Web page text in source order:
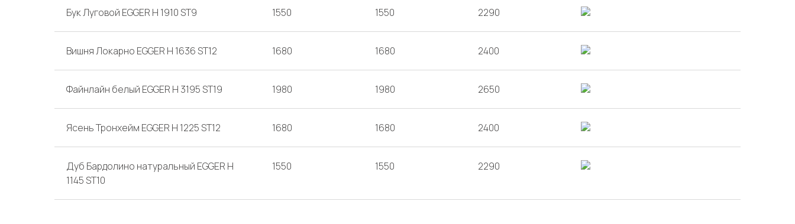
Бук Луговой EGGER H 1910 ST9 1550 1550 2290
Вишня Локарно EGGER H 1636 ST12 1680 1680 2400
Файнлайн белый EGGER H 3195 ST19 1980 1980 2650
Ясень Тронхейм EGGER H 1225 ST12 1680 1680 2400
Дуб Бардолино натуральный EGGER H
1145 ST10
1550 1550 2290